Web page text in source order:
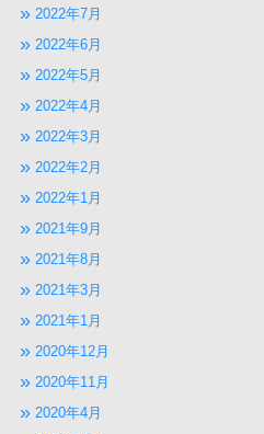
2022年7月
2022年6月
2022年5月
2022年4月
2022年3月
2022年2月
2022年1月
2021年9月
2021年8月
2021年3月
2021年1月
2020年12月
2020年11月
2020年4月